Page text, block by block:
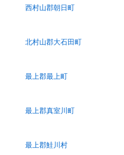
西村山郡朝日町
北村山郡大石田町
最上郡最上町
最上郡真室川町
最上郡鮭川村